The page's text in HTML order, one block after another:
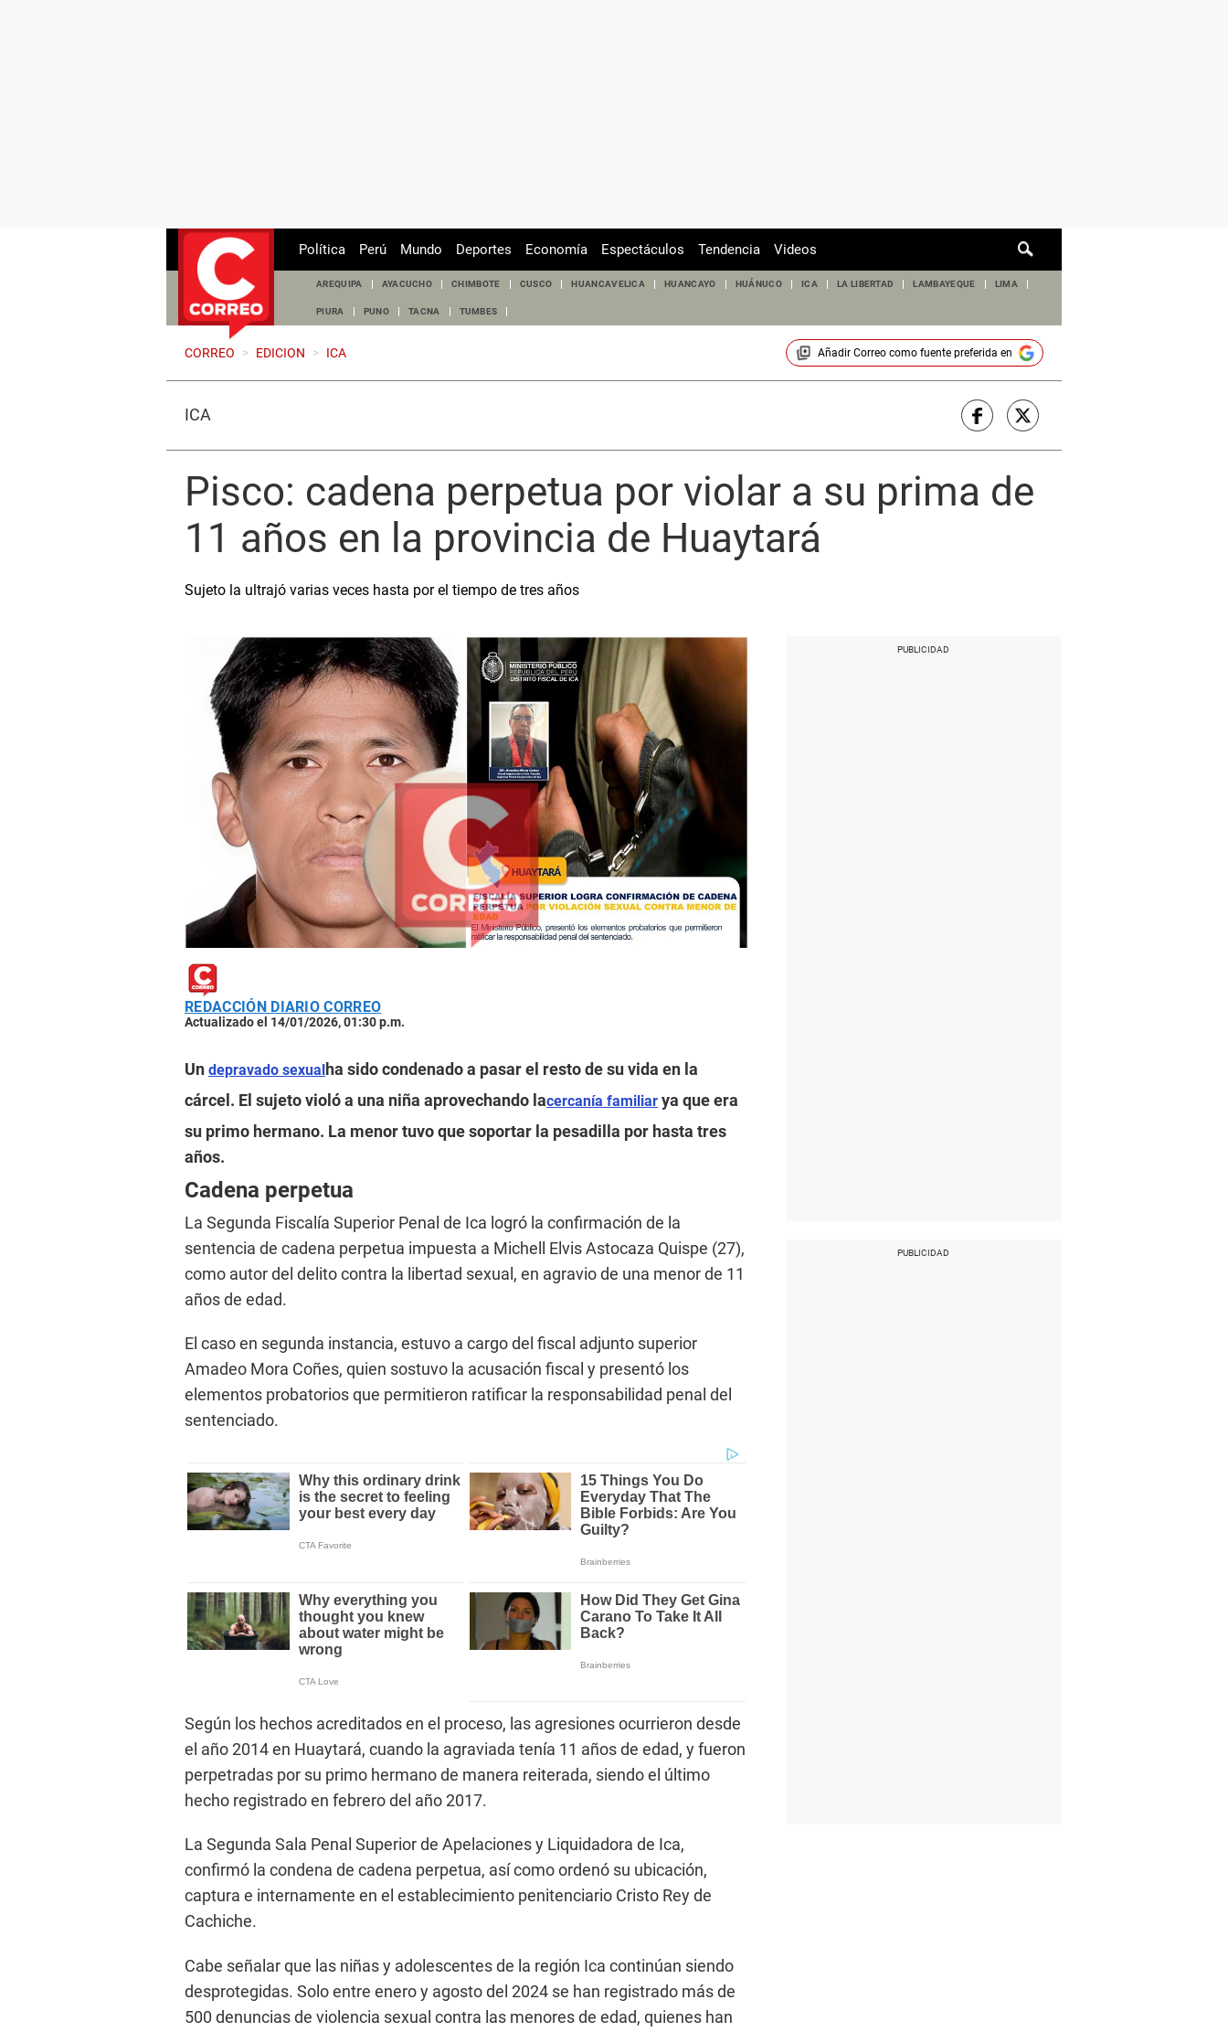
de
Política Perú Mundo Deportes Economía Espectáculos Tendencia Videos
AREQUIPA AYACUCHO CHIMBOTE CUSCO HUANCAVELICA HUANCAYO HUÁNUCO ICA LA LIBERTAD LAMBAYEQUE LIMA
PIURA PUNO TACNA TUMBES
CORREO > EDICION > ICA Añadir Correocomo fuente preferida en
ICA
Pisco: cadena perpetua por violar a su prima de
11 años en la provincia de Huaytará
Sujeto la ultrajó varias veces hasta por el tiempo de tres años
REDACCIÓN DIARIO CORREO
Actualizado el 14/01/2026, 01:30 p.m.
Un depravado sexual ha sido condenado a pasar el resto de su vida en la
cárcel. El sujeto violó a una niña aprovechando lacercanía familiar ya que era
su primo hermano. La menor tuvo que soportar la pesadilla por hasta tres
años.
Cadena perpetua
La Segunda Fiscalía Superior Penal de Ica logró la confirmación de la
sentencia de cadena perpetua impuesta a Michell Elvis Astocaza Quispe (27),
como autor del delito contra la libertad sexual, en agravio de una menor de 11
años de edad.
El caso en segunda instancia, estuvo a cargo del fiscal adjunto superior
Amadeo Mora Coñes, quien sostuvo la acusación fiscal y presentó los
elementos probatorios que permitieron ratificar la responsabilidad penal del
sentenciado.
Según los hechos acreditados en el proceso, las agresiones ocurrieron desde
el año 2014 en Huaytará, cuando la agraviada tenía 11 años de edad, y fueron
perpetradas por su primo hermano de manera reiterada, siendo el último
hecho registrado en febrero del año 2017.
La Segunda Sala Penal Superior de Apelaciones y Liquidadora de Ica,
confirmó la condena de cadena perpetua, así como ordenó su ubicación,
captura e internamente en el establecimiento penitenciario Cristo Rey de
Cachiche.
Cabe señalar que las niñas y adolescentes de la región Ica continúan siendo
desprotegidas. Solo entre enero y agosto del 2024 se han registrado más de
500 denuncias de violencia sexual contra las menores de edad, quienes han